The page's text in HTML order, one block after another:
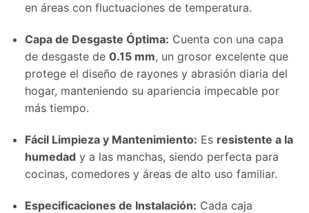
en áreas con fluctuaciones de temperatura.
Capa de Desgaste Óptima: Cuenta con una capa
de desgaste de 0.15 mm, un grosor excelente que
protege el diseño de rayones y abrasión diaria del
hogar, manteniendo su apariencia impecable por
más tiempo.
Fácil Limpieza y Mantenimiento: Es resistente a la
humedad y a las manchas, siendo perfecta para
cocinas, comedores y áreas de alto uso familiar.
Especificaciones de Instalación: Cada caja